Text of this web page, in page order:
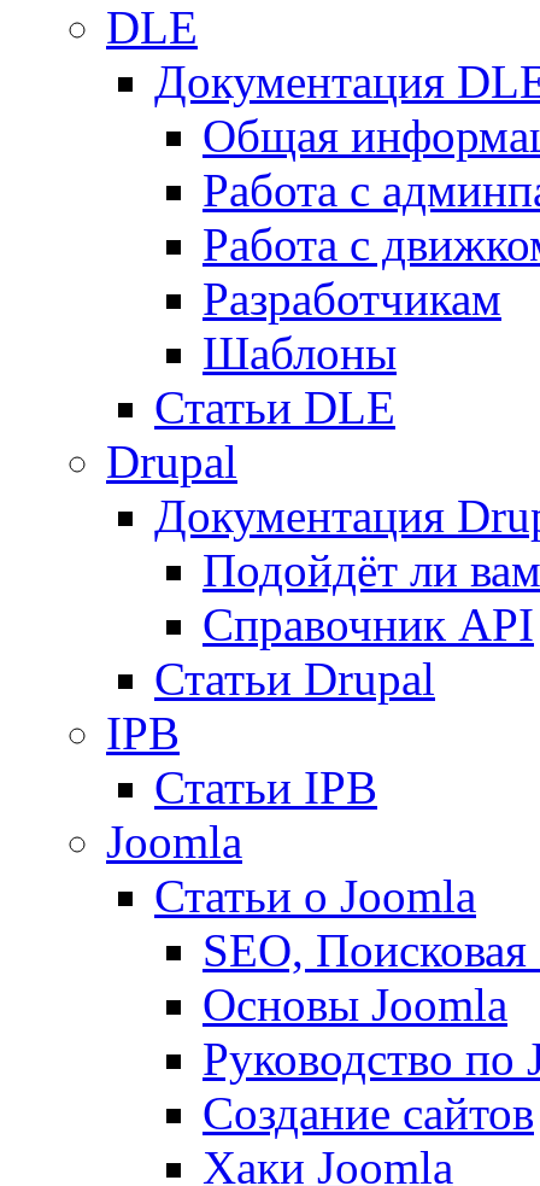
DLE
Документация
Общая
Работа с
Работа с
Разработчикам
Шаблоны
Статьи DLE
Drupal
Документация
Подойдёт ли
Справочник API
Статьи Drupal
IPB
Статьи IPB
Joomla
Статьи о Joomla
SEO,
Основы Joomla
Руководство по
Создание сайтов
Хаки Joomla